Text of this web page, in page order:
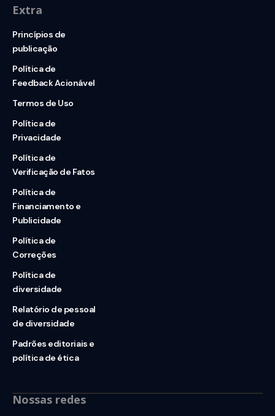
Extra
Princípios de
publicação
Política de
Feedback Acionável
Termos de Uso
Política de
Privacidade
Política de
Verificação de Fatos
Política de
Financiamento e
Publicidade
Política de
Correções
Política de
diversidade
Relatório de pessoal
de diversidade
Padrões editoriais e
política de ética
Nossas redes